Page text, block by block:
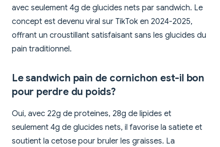
avec seulement 4g de glucides nets par sandwich. Le
concept est devenu viral sur TikTok en 2024-2025,
offrant un croustillant satisfaisant sans les glucides du
pain traditionnel.
Le sandwich pain de cornichon est-il bon
pour perdre du poids?
Oui, avec 22g de proteines, 28g de lipides et
seulement 4g de glucides nets, il favorise la satiete et
soutient la cetose pour bruler les graisses. La